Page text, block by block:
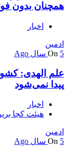
همچنان بدون
اخبار
ادمین
On 5 سال Ago
علم الهدی:
پیدا نمی‌شود
اخبار
هیئت کجا
ادمین
On 5 سال Ago